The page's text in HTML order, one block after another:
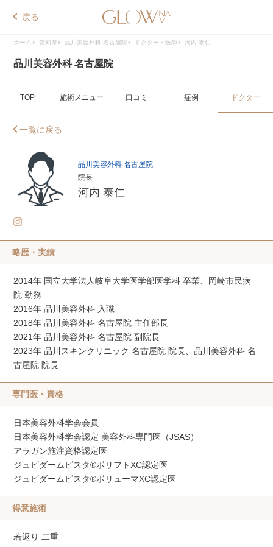
戻る
ホーム 愛知県 品川美容外科 名古屋院 ドクター・医師 河内 泰仁
品川美容外科 名古屋院
TOP 施術メニュー 口コミ 症例 ドクター
一覧に戻る
品川美容外科 名古屋院
院長
河内 泰仁
略歴・実績
2014年 国立大学法人岐阜大学医学部医学科 卒業、岡崎市民病
院 勤務
2016年 品川美容外科 入職
2018年 品川美容外科 名古屋院 主任部長
2021年 品川美容外科 名古屋院 副院長
2023年 品川スキンクリニック 名古屋院 院長、品川美容外科 名
古屋院 院長
専門医・資格
日本美容外科学会会員
日本美容外科学会認定 美容外科専門医（JSAS）
アラガン施注資格認定医
ジュビダームビスタ®ボリフトXC認定医
ジュビダームビスタ®ボリューマXC認定医
得意施術
若返り 二重